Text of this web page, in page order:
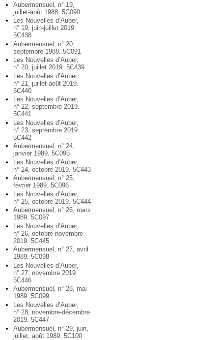
Aubermensuel, n° 19,
juillet-août 1988. 5C090
Les Nouvelles d’Auber,
n° 19, juin-juillet 2019.
5C438
Aubermensuel, n° 20,
septembre 1988. 5C091
Les Nouvelles d’Auber,
n° 20, juillet 2019. 5C439
Les Nouvelles d’Auber,
n° 21, juillet-août 2019.
5C440
Les Nouvelles d’Auber,
n° 22, septembre 2019.
5C441
Les Nouvelles d’Auber,
n° 23, septembre 2019.
5C442
Aubermensuel, n° 24,
janvier 1989. 5C095
Les Nouvelles d’Auber,
n° 24, octobre 2019. 5C443
Aubermensuel, n° 25,
février 1989. 5C096
Les Nouvelles d’Auber,
n° 25, octobre 2019. 5C444
Aubermensuel, n° 26, mars
1989. 5C097
Les Nouvelles d’Auber,
n° 26, octobre-novembre
2019. 5C445
Aubermensuel, n° 27, avril
1989. 5C098
Les Nouvelles d’Auber,
n° 27, novembre 2019.
5C446
Aubermensuel, n° 28, mai
1989. 5C099
Les Nouvelles d’Auber,
n° 28, novembre-décembre
2019. 5C447
Aubermensuel, n° 29, juin,
juillet, août 1989. 5C100